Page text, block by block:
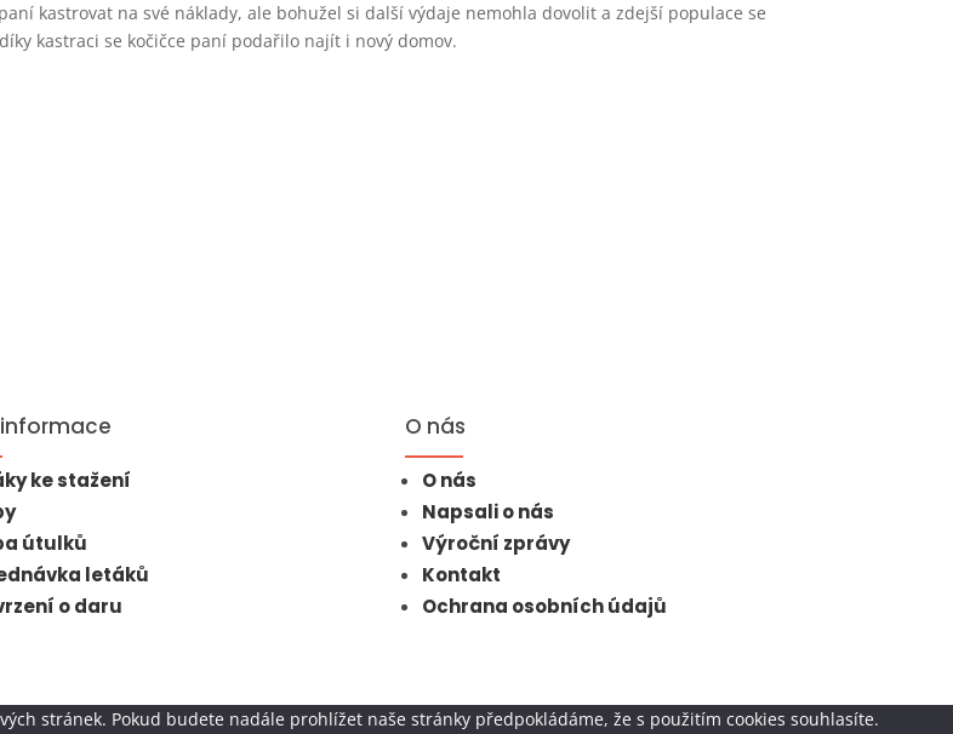
kastrovat na své náklady, ale bohužel si další výdaje nemohla dovolit a zdejší populace se
kastraci se kočičce paní podařilo najít i nový domov.
ke stažení
útulků
letáků
o daru
O nás
O nás
Napsali o nás
Výroční zprávy
Kontakt
Ochrana osobních údajů
stránek. Pokud budete nadále prohlížet naše stránky předpokládáme, že s použitím cookies souhlasíte.